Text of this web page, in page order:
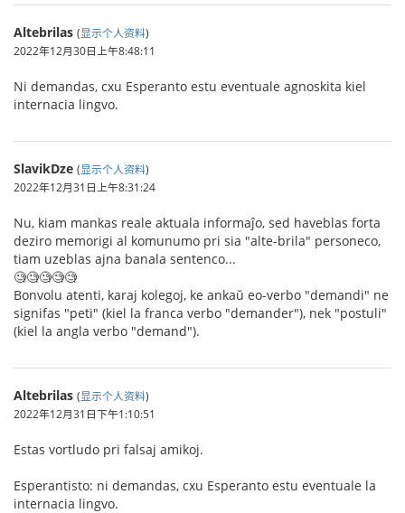
Altebrilas (显示个人资料)
2022年12月30日上午8:48:11
Ni demandas, cxu Esperanto estu eventuale agnoskita kiel
internacia lingvo.
SlavikDze (显示个人资料)
2022年12月31日上午8:31:24
Nu, kiam mankas reale aktuala informaĵo, sed haveblas forta
deziro memorigi al komunumo pri sia "alte-brila" personeco,
tiam uzeblas ajna banala sentenco...
🧐🧐🧐🧐🧐
Bonvolu atenti, karaj kolegoj, ke ankaŭ eo-verbo "demandi" ne
signifas "peti" (kiel la franca verbo "demander"), nek "postuli"
(kiel la angla verbo "demand").
Altebrilas (显示个人资料)
2022年12月31日下午1:10:51
Estas vortludo pri falsaj amikoj.
Esperantisto: ni demandas, cxu Esperanto estu eventuale la
internacia lingvo.